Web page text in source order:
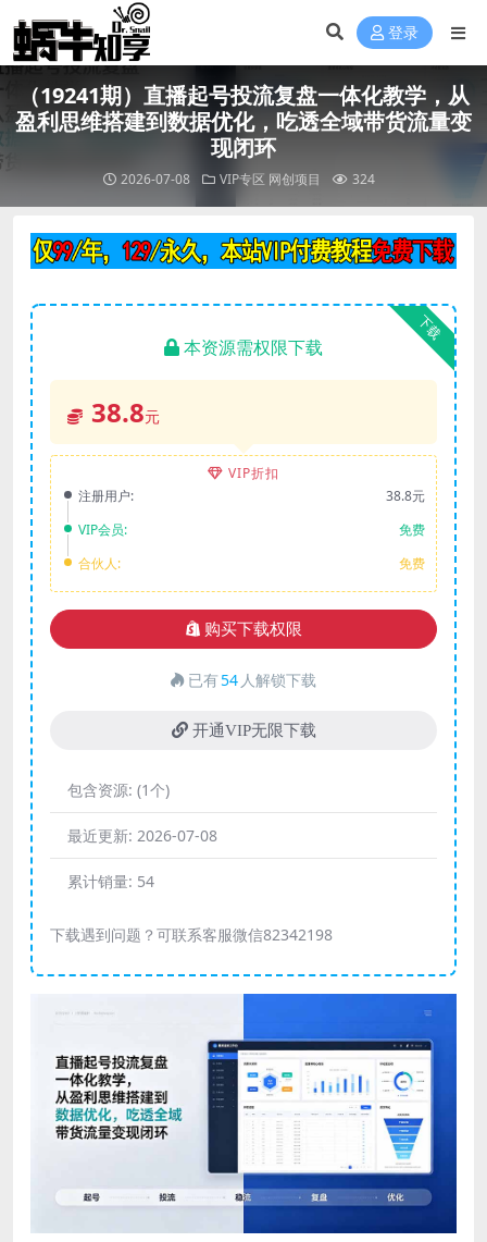
登录
（19241期）直播起号投流复盘一体化教学，从
盈利思维搭建到数据优化，吃透全域带货流量变
现闭环
2026-07-08 VIP专区 网创项目 324
下载
本资源需权限下载
38.8元
VIP折扣
注册用户:
38.8元
VIP会员:
免费
合伙人:
免费
购买下载权限
已有54 人解锁下载
开通VIP无限下载
包含资源: (1个)
最近更新: 2026-07-08
累计销量: 54
下载遇到问题？可联系客服微信82342198